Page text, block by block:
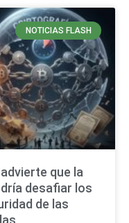
NOTICIAS FLASH
que la
desafiar los
de las